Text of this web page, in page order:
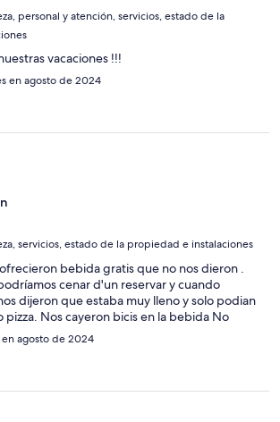
personal y atención, servicios, estado de la
vacaciones !!!
en agosto de 2024
servicios, estado de la propiedad e instalaciones
bebida gratis que no nos dieron .
cenar d'un reservar y cuando
dijeron que estaba muy lleno y solo podian
Nos cayeron bicis en la bebida No
agosto de 2024